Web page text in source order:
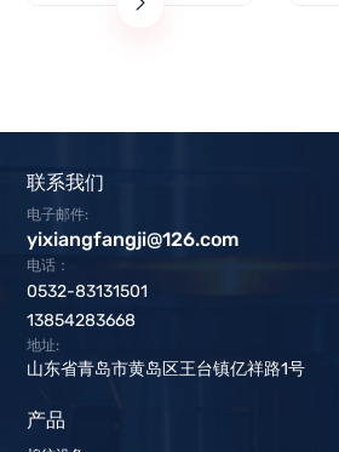
联系我们
电子邮件:
yixiangfangji@126.com
电话：
0532-83131501
13854283668
地址:
山东省青岛市黄岛区王台镇亿祥路1号
产品